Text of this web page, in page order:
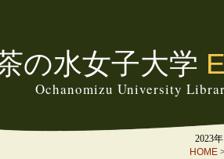
の水女子大学
Ochanomizu University
2023
HOME